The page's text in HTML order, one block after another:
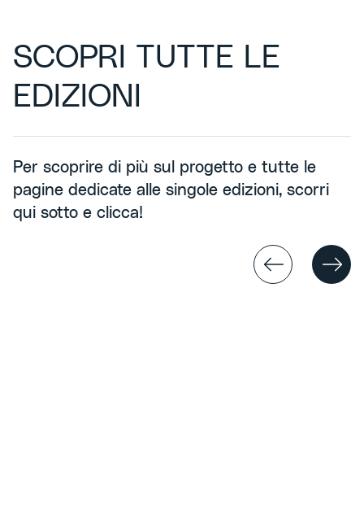
SCOPRI TUTTE LE
EDIZIONI
Per scoprire di più sul progetto e tutte le
pagine dedicate alle singole edizioni, scorri
qui sotto e clicca!